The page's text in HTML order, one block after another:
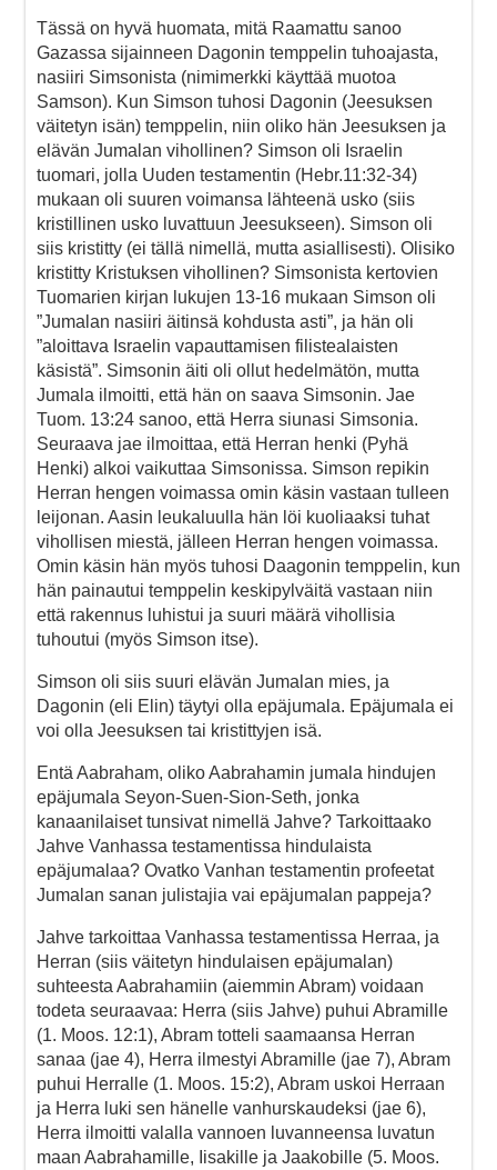
Tässä on hyvä huomata, mitä Raamattu sanoo
Gazassa sijainneen Dagonin temppelin tuhoajasta,
nasiiri Simsonista (nimimerkki käyttää muotoa
Samson). Kun Simson tuhosi Dagonin (Jeesuksen
väitetyn isän) temppelin, niin oliko hän Jeesuksen ja
elävän Jumalan vihollinen? Simson oli Israelin
tuomari, jolla Uuden testamentin (Hebr.11:32-34)
mukaan oli suuren voimansa lähteenä usko (siis
kristillinen usko luvattuun Jeesukseen). Simson oli
siis kristitty (ei tällä nimellä, mutta asiallisesti). Olisiko
kristitty Kristuksen vihollinen? Simsonista kertovien
Tuomarien kirjan lukujen 13-16 mukaan Simson oli
”Jumalan nasiiri äitinsä kohdusta asti”, ja hän oli
”aloittava Israelin vapauttamisen filistealaisten
käsistä”. Simsonin äiti oli ollut hedelmätön, mutta
Jumala ilmoitti, että hän on saava Simsonin. Jae
Tuom. 13:24 sanoo, että Herra siunasi Simsonia.
Seuraava jae ilmoittaa, että Herran henki (Pyhä
Henki) alkoi vaikuttaa Simsonissa. Simson repikin
Herran hengen voimassa omin käsin vastaan tulleen
leijonan. Aasin leukaluulla hän löi kuoliaaksi tuhat
vihollisen miestä, jälleen Herran hengen voimassa.
Omin käsin hän myös tuhosi Daagonin temppelin, kun
hän painautui temppelin keskipylväitä vastaan niin
että rakennus luhistui ja suuri määrä vihollisia
tuhoutui (myös Simson itse).
Simson oli siis suuri elävän Jumalan mies, ja
Dagonin (eli Elin) täytyi olla epäjumala. Epäjumala ei
voi olla Jeesuksen tai kristittyjen isä.
Entä Aabraham, oliko Aabrahamin jumala hindujen
epäjumala Seyon-Suen-Sion-Seth, jonka
kanaanilaiset tunsivat nimellä Jahve? Tarkoittaako
Jahve Vanhassa testamentissa hindulaista
epäjumalaa? Ovatko Vanhan testamentin profeetat
Jumalan sanan julistajia vai epäjumalan pappeja?
Jahve tarkoittaa Vanhassa testamentissa Herraa, ja
Herran (siis väitetyn hindulaisen epäjumalan)
suhteesta Aabrahamiin (aiemmin Abram) voidaan
todeta seuraavaa: Herra (siis Jahve) puhui Abramille
(1. Moos. 12:1), Abram totteli saamaansa Herran
sanaa (jae 4), Herra ilmestyi Abramille (jae 7), Abram
puhui Herralle (1. Moos. 15:2), Abram uskoi Herraan
ja Herra luki sen hänelle vanhurskaudeksi (jae 6),
Herra ilmoitti valalla vannoen luvanneensa luvatun
maan Aabrahamille, Iisakille ja Jaakobille (5. Moos.